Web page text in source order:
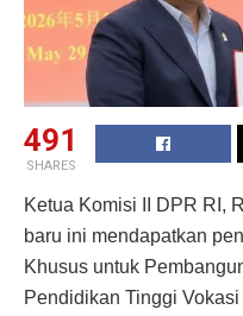
491
SHARES
Ketua Komisi II DPR RI,
baru ini mendapatkan
Khusus untuk
Pendidikan Tinggi